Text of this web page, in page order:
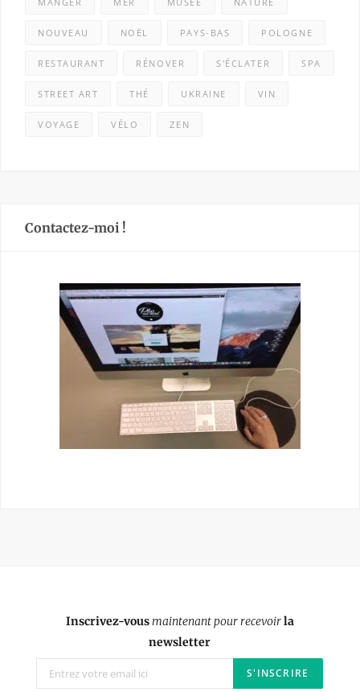
NOUVEAU NOËL PAYS-BAS POLOGNE
RESTAURANT RÉNOVER S'ÉCLATER SPA
STREET ART THÉ UKRAINE VIN
VOYAGE VÉLO ZEN
Contactez-moi !
Inscrivez-vousmaintenant pour recevoirla
newsletter